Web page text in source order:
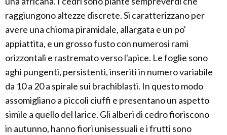
raggiungono altezze discrete. Si caratterizzano per
avere una chioma piramidale, allargata e un po'
appiattita, e un grosso fusto con numerosi rami
orizzontali e rastremato verso l'apice. Le foglie sono
aghi pungenti, persistenti, inseriti in numero variabile
da 10 a 20 a spirale sui brachiblasti. In questo modo
assomigliano a piccoli ciuffi e presentano un aspetto
simile a quello del larice. Gli alberi di cedro fioriscono
in autunno, hanno fiori unisessuali e i frutti sono